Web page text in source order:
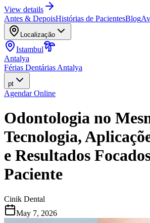
View details
Antes & DepoisHistórias de PacientesBlog
Localização
Istambul
Antalya
Férias Dentárias Antalya
pt
Agendar Online
Odontologia no
Tecnologia,
e Resultados
Paciente
Cinik Dental
May 7, 2026